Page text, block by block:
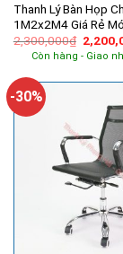
Thanh Lý Bàn Họp
1M2x2M4 Giá Rẻ
2,300,000₫ Giá
gốc
là:
Còn hàng - Giao
-30%